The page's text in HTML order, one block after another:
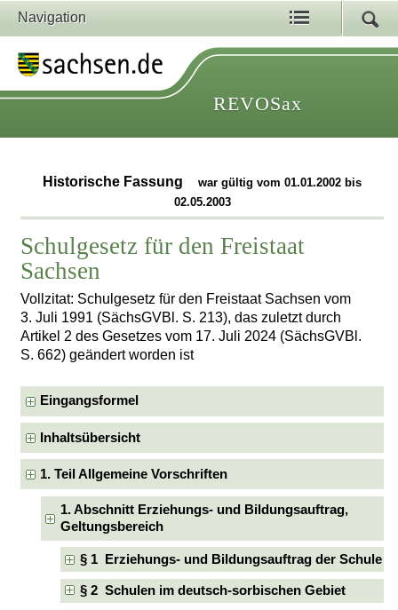
Navigation
REVOSax
Historische Fassung
war gültig vom 01.01.2002 bis
02.05.2003
Schulgesetz für den Freistaat
Sachsen
Vollzitat: Schulgesetz für den Freistaat Sachsen vom
3. Juli 1991 (SächsGVBl. S. 213), das zuletzt durch
Artikel 2 des Gesetzes vom 17. Juli 2024 (SächsGVBl.
S. 662) geändert worden ist
Eingangsformel
Inhaltsübersicht
1. Teil Allgemeine Vorschriften
1. Abschnitt Erziehungs- und Bildungsauftrag,
Geltungsbereich
§ 1 Erziehungs- und Bildungsauftrag der Schule
§ 2 Schulen im deutsch-sorbischen Gebiet